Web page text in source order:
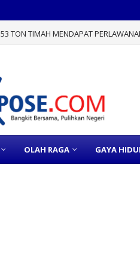
TON TIMAH MENDAPAT
OLAH RAGA GAYA